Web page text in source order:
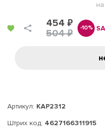
454 ₽
504 ₽
-10%
Артикул: KAP2312
Штрих код: 4627166311915